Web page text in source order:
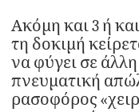
Ακόμη και 3 ή
τη δοκιμή
να φύγει σε
πνευματική
ρασοφόρος